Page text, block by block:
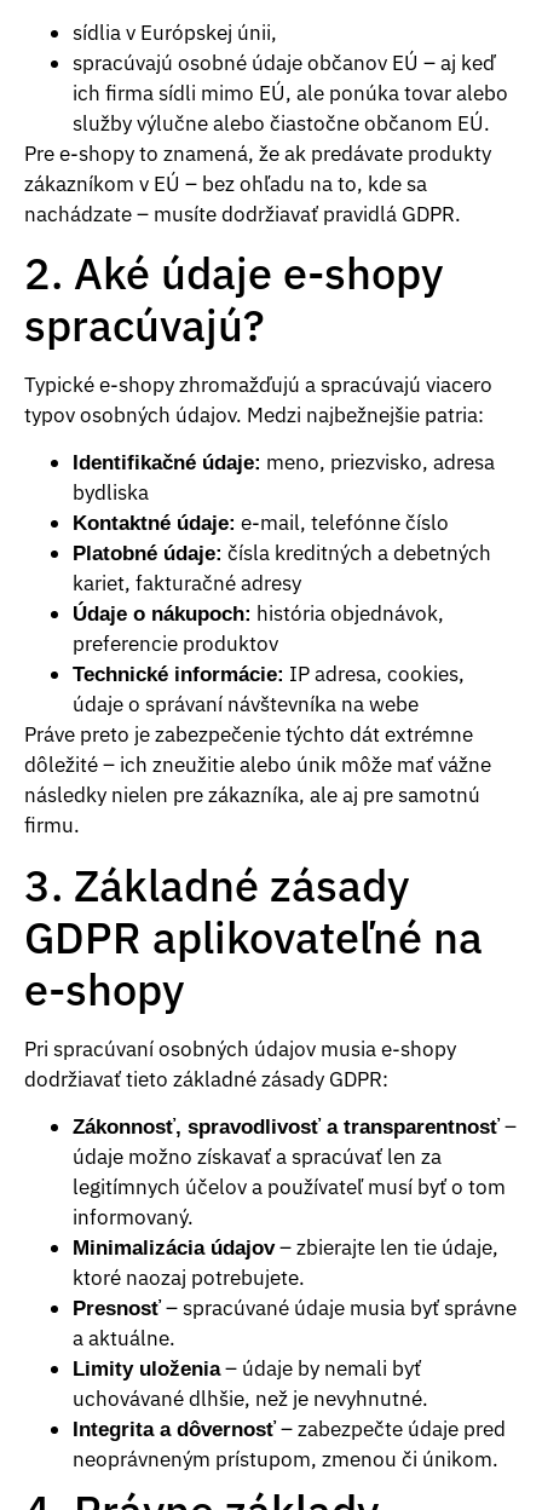
sídlia v Európskej únii,
spracúvajú osobné údaje občanov EÚ – aj keď
ich firma sídli mimo EÚ, ale ponúka tovar alebo
služby výlučne alebo čiastočne občanom EÚ.
Pre e-shopy to znamená, že ak predávate produkty
zákazníkom v EÚ – bez ohľadu na to, kde sa
nachádzate – musíte dodržiavať pravidlá GDPR.
2. Aké údaje e-shopy
spracúvajú?
Typické e-shopy zhromažďujú a spracúvajú viacero
typov osobných údajov. Medzi najbežnejšie patria:
Identifikačné údaje: meno, priezvisko, adresa
bydliska
Kontaktné údaje: e-mail, telefónne číslo
Platobné údaje: čísla kreditných a debetných
kariet, fakturačné adresy
Údaje o nákupoch: história objednávok,
preferencie produktov
Technické informácie: IP adresa, cookies,
údaje o správaní návštevníka na webe
Práve preto je zabezpečenie týchto dát extrémne
dôležité – ich zneužitie alebo únik môže mať vážne
následky nielen pre zákazníka, ale aj pre samotnú
firmu.
3. Základné zásady
GDPR aplikovateľné na
e-shopy
Pri spracúvaní osobných údajov musia e-shopy
dodržiavať tieto základné zásady GDPR:
Zákonnosť, spravodlivosť a transparentnosť–
údaje možno získavať a spracúvať len za
legitímnych účelov a používateľ musí byť o tom
informovaný.
Minimalizácia údajov– zbierajte len tie údaje,
ktoré naozaj potrebujete.
Presnosť– spracúvané údaje musia byť správne
a aktuálne.
Limity uloženia– údaje by nemali byť
uchovávané dlhšie, než je nevyhnutné.
Integrita a dôvernosť– zabezpečte údaje pred
neoprávneným prístupom, zmenou či únikom.